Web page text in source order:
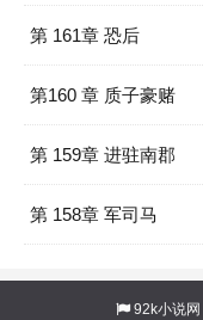
第 161章 恐后
第160 章 质子豪赌
第 159章 进驻南郡
第 158章 军司马
92k小说网